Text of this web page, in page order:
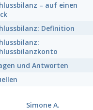
– auf einen
Definition
und Antworten
Simone A.